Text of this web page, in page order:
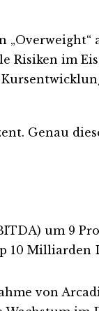
Risiken im
Genau
um 9
10 Milliarden
von